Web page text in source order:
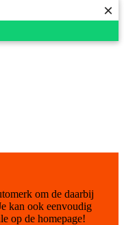
×
om de daarbij
kan ook eenvoudig
op de homepage!